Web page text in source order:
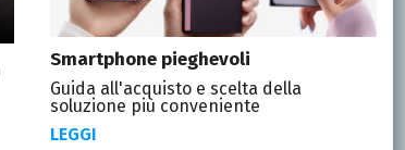
Smartphone pieghevoli
Guida all'acquisto e scelta della
soluzione più conveniente
LEGGI